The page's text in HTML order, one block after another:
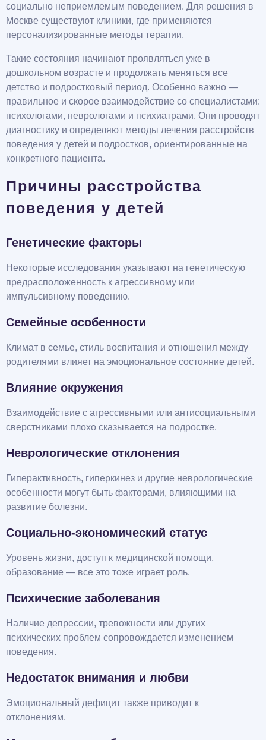
социально неприемлемым поведением. Для решения в
Москве существуют клиники, где применяются
персонализированные методы терапии.
Такие состояния начинают проявляться уже в
дошкольном возрасте и продолжать меняться все
детство и подростковый период. Особенно важно —
правильное и скорое взаимодействие со специалистами:
психологами, неврологами и психиатрами. Они проводят
диагностику и определяют методы лечения расстройств
поведения у детей и подростков, ориентированные на
конкретного пациента.
Причины расстройства
поведения у детей
Генетические факторы
Некоторые исследования указывают на генетическую
предрасположенность к агрессивному или
импульсивному поведению.
Семейные особенности
Климат в семье, стиль воспитания и отношения между
родителями влияет на эмоциональное состояние детей.
Влияние окружения
Взаимодействие с агрессивными или антисоциальными
сверстниками плохо сказывается на подростке.
Неврологические отклонения
Гиперактивность, гиперкинез и другие неврологические
особенности могут быть факторами, влияющими на
развитие болезни.
Социально-экономический статус
Уровень жизни, доступ к медицинской помощи,
образование — все это тоже играет роль.
Психические заболевания
Наличие депрессии, тревожности или других
психических проблем сопровождается изменением
поведения.
Недостаток внимания и любви
Эмоциональный дефицит также приводит к
отклонениям.